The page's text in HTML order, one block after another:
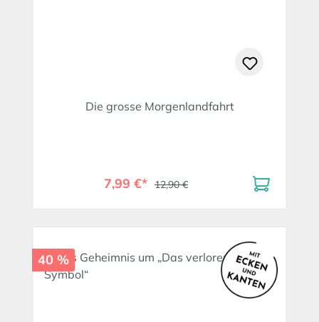
Die grosse Morgenlandfahrt
7,99 €* 12,90 €
40 %